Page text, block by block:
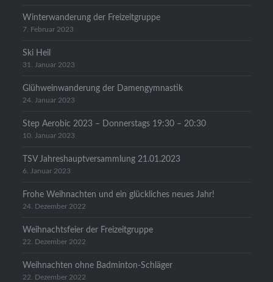
Winterwanderung der Freizeitgruppe
7. Februar 2023
Ski Heil
31. Januar 2023
Glühweinwanderung der Damengymnastik
24. Januar 2023
Step Aerobic 2023 – Donnerstags 19:30 – 20:30
10. Januar 2023
TSV Jahreshauptversammlung 21.01.2023
6. Januar 2023
Frohe Weihnachten und ein glückliches neues Jahr!
24. Dezember 2022
Weihnachtsfeier der Freizeitgruppe
22. Dezember 2022
Weihnachten ohne Badminton-Schläger
22. Dezember 2022